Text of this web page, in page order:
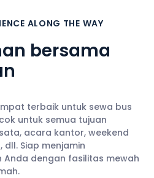
ALONG THE WAY
bersama
terbaik untuk sewa bus
untuk semua tujuan
acara kantor, weekend
Siap menjamin
dengan fasilitas mewah